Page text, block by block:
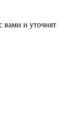
вами и уточнят